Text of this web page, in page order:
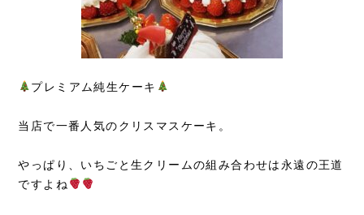
プレミアム純生ケーキ
当店で一番人気のクリスマスケーキ。
やっぱり、いちごと生クリームの組み合わせは永遠の王道
ですよね